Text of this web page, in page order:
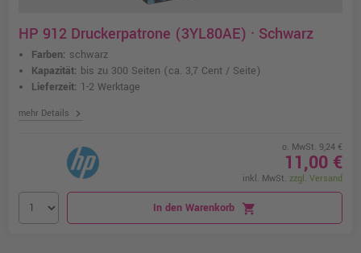
HP 912 Druckerpatrone (3YL80AE) · Schwarz
Farben: schwarz
Kapazität: bis zu 300 Seiten (ca. 3,7 Cent / Seite)
Lieferzeit: 1-2 Werktage
mehr Details chevron_right
o. MwSt. 9,24 €
11,00 €
inkl. MwSt. zzgl. Versand
In den Warenkorb shopping_cart